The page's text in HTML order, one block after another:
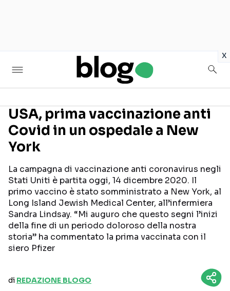
x
Seguici sui social
USA, prima vaccinazione anti
Covid in un ospedale a New
York
La campagna di vaccinazione anti coronavirus negli
Stati Uniti è partita oggi, 14 dicembre 2020. Il
primo vaccino è stato somministrato a New York, al
Long Island Jewish Medical Center, all’infermiera
Sandra Lindsay. “Mi auguro che questo segni l’inizi
della fine di un periodo doloroso della nostra
storia” ha commentato la prima vaccinata con il
siero Pfizer
di REDAZIONE BLOGO